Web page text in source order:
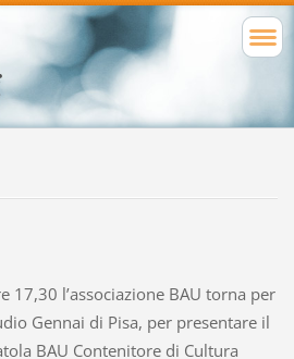
17,30 l’associazione BAU torna per
Gennai di Pisa, per presentare il
BAU Contenitore di Cultura